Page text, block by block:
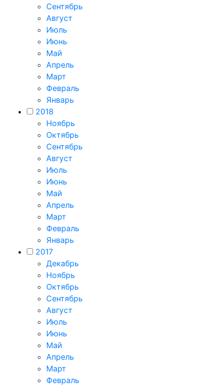
Сентябрь
Август
Июль
Июнь
Май
Апрель
Март
Февраль
Январь
2018
Ноябрь
Октябрь
Сентябрь
Август
Июль
Июнь
Май
Апрель
Март
Февраль
Январь
2017
Декабрь
Ноябрь
Октябрь
Сентябрь
Август
Июль
Июнь
Май
Апрель
Март
Февраль